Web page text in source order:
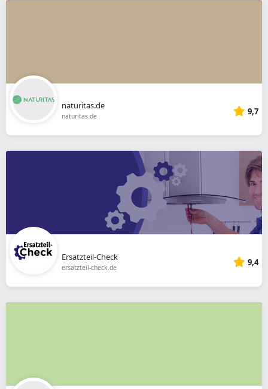
naturitas.de
naturitas.de 9,7
Ersatzteil-Check
ersatzteil-check.de 9,4